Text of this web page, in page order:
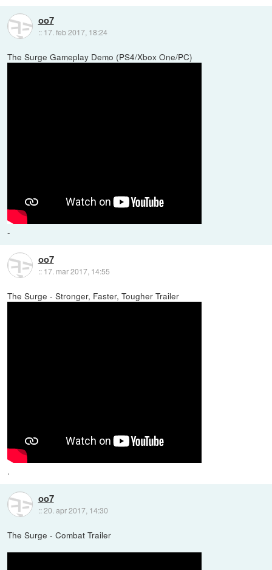
oo7
:: 17. feb 2017, 18:24
The Surge Gameplay Demo (PS4/Xbox One/PC)
-
oo7
:: 17. mar 2017, 14:55
The Surge - Stronger, Faster, Tougher Trailer
.
oo7
::20. apr 2017, 14:30
The Surge - Combat Trailer